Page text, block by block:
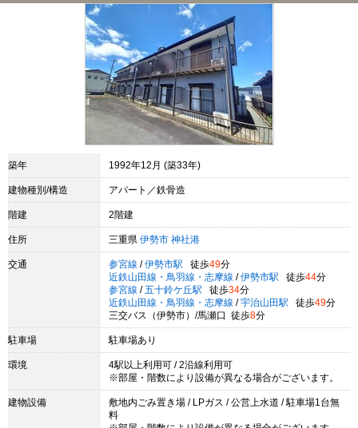
築年 1992年12月 (築33年)
建物種別/構造 アパート／鉄骨造
階建 2階建
住所 三重県 伊勢市 神社港
交通 参宮線 / 伊勢市駅 徒歩49分
近鉄山田線・鳥羽線・志摩線 / 伊勢市駅 徒歩44分
参宮線 / 五十鈴ケ丘駅 徒歩34分
近鉄山田線・鳥羽線・志摩線 / 宇治山田駅 徒歩49分
三交バス（伊勢市）/馬瀬口 徒歩8分
駐車場 駐車場あり
環境
4駅以上利用可 / 2沿線利用可
※部屋・階数により設備が異なる場合がございます。
建物設備
敷地内ごみ置き場 / LPガス / 公営上水道 / 駐車場1台無
料